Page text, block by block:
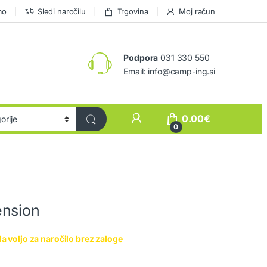
Sledi naročilu Trgovina Moj račun
Podpora 031 330 550
Email: info@camp-ing.si
0
0.00€
voljo za naročilo brez zaloge